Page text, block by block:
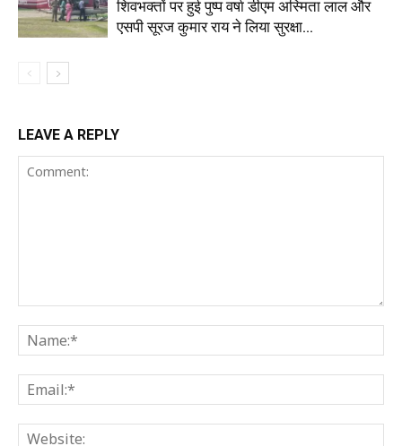
शिवभक्तों पर हुई पुष्प वर्षा डीएम अस्मिता लाल और
एसपी सूरज कुमार राय ने लिया सुरक्षा...
LEAVE A REPLY